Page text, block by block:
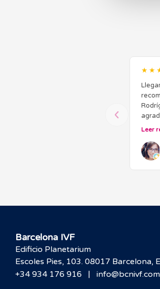
la
era
Leer
Barcelona IVF
Edificio Planetarium
Escoles Pies, 103. 08017 Barcelona,
+34 934 176 916
| info@bcnivf.com